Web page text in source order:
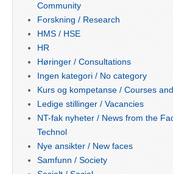
Community
Forskning / Research
HMS / HSE
HR
Høringer / Consultations
Ingen kategori / No category
Kurs og kompetanse / Courses
Ledige stillinger / Vacancies
NT-fak nyheter / News from the
Technol
Nye ansikter / New faces
Samfunn / Society